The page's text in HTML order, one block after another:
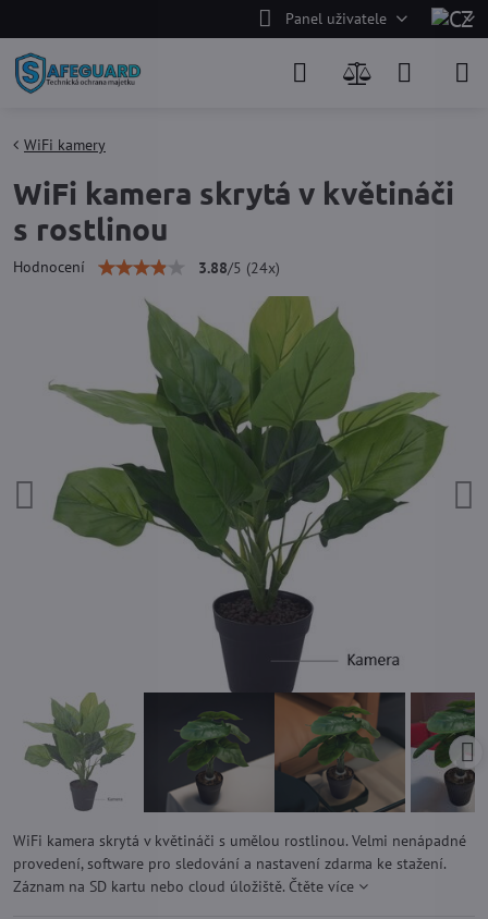
Panel uživatele
WiFi kamery
WiFi kamera skrytá v květináči
s rostlinou
Hodnocení 3.88/5 (24x)
WiFi kamera skrytá v květináči s umělou rostlinou. Velmi nenápadné
provedení, software pro sledování a nastavení zdarma ke stažení.
Záznam na SD kartu nebo cloud úložiště. Čtěte více